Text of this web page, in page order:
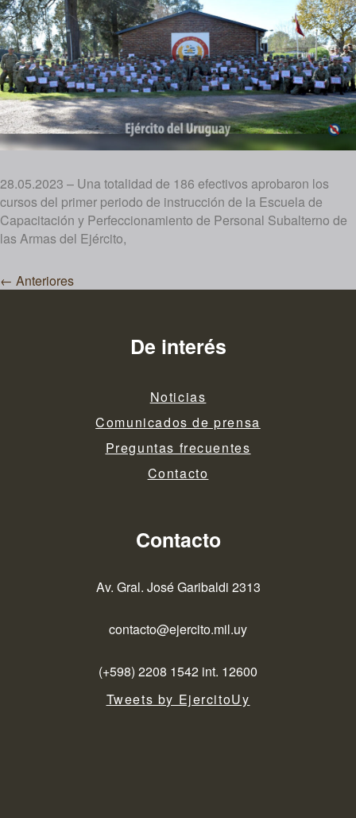
28.05.2023 – Una totalidad de 186 efectivos aprobaron los
cursos del primer periodo de instrucción de la Escuela de
Capacitación y Perfeccionamiento de Personal Subalterno de
las Armas del Ejército,
de
← Anteriores
De interés
Noticias
Comunicados de prensa
Preguntas frecuentes
Contacto
Contacto
Av. Gral. José Garibaldi 2313
contacto@ejercito.mil.uy
(+598) 2208 1542 int. 12600
Tweets by EjercitoUy